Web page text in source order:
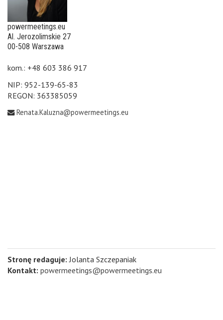
powermeetings.eu
Al. Jerozolimskie 27
00-508 Warszawa
kom.: +48 603 386 917
NIP: 952-139-65-83
REGON: 363385059
Renata.Kaluzna@powermeetings.eu
Stronę redaguje: Jolanta Szczepaniak
Kontakt: powermeetings@powermeetings.eu